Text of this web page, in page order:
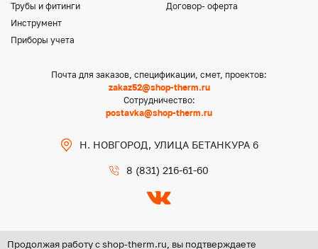
Трубы и фитинги
Инструмент
Приборы учета
Договор- оферта
Почта для заказов, спецификации, смет, проектов:
zakaz52@shop-therm.ru
Сотрудничество:
postavka@shop-therm.ru
Н. НОВГОРОД, УЛИЦА БЕТАНКУРА 6
8 (831) 216-61-60
Продолжая работу с shop-therm.ru, вы подтверждаете